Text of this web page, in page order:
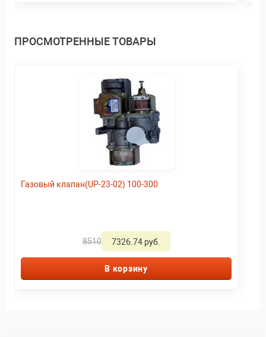
ПРОСМОТРЕННЫЕ ТОВАРЫ
Газовый клапан(UP-23-02) 100-300
8510 7326.74 руб.
В корзину